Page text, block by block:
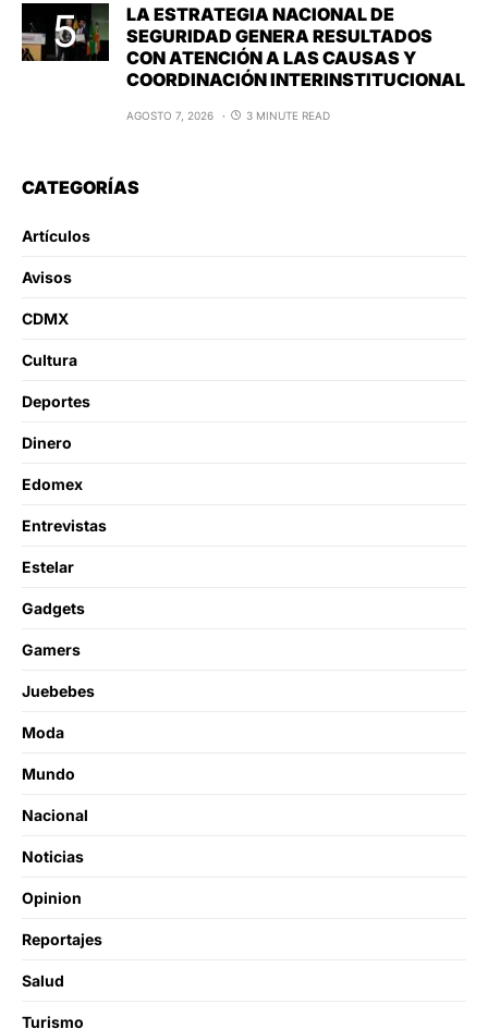
LA ESTRATEGIA NACIONAL DE
SEGURIDAD GENERA RESULTADOS
CON ATENCIÓN A LAS CAUSAS Y
COORDINACIÓN INTERINSTITUCIONAL
AGOSTO 7, 2026 3 MINUTE READ
CATEGORÍAS
Artículos
Avisos
CDMX
Cultura
Deportes
Dinero
Edomex
Entrevistas
Estelar
Gadgets
Gamers
Juebebes
Moda
Mundo
Nacional
Noticias
Opinion
Reportajes
Salud
Turismo